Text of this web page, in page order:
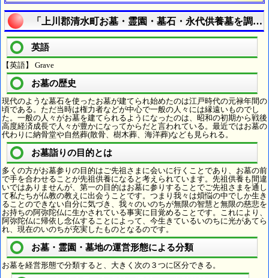
「上川郡清水町お墓・霊園・墓石・永代供養墓を調
英語
【英語】 Grave
お墓の歴史
現代のような墓石を使ったお墓が建てられ始めたのは江戸時代の元禄年間の
頃である。ただ当時は権力者などが中心で一般の人々には縁遠いものでし
た。一般の人々がお墓を建てられるようになったのは、昭和の初期から戦後
高度経済成長で人々が豊かになってからだと言われている。最近ではお墓の
代わりに納骨堂や自然葬(散骨、樹木葬、海洋葬)なども見られる。
お墓詣りの目的とは
多くの方がお墓参りの目的はご先祖さまに会いに行くことであり、お墓の前
で手を合わせることが先祖供養になると考えられています。先祖供養も間違
いではありませんが、第一の目的はお墓に参りすることでご先祖さまを通し
て私たちが仏教の教えに出会うことです。つまり我々は煩悩の中でしか生き
ることのできない自分に気づき、我々のいのちが無限の智慧と無限の慈悲を
お持ちの阿弥陀仏に生かされている事実に目覚めることです。これにより、
阿弥陀仏に帰依し念仏することによって、今生きているいのちに光があてら
れ、現在のいのちが充実したものとなるのです。
お墓・霊園・墓地の運営形態による分類
お墓を経営形態で分類すると、大きく次の３つに区分できる。